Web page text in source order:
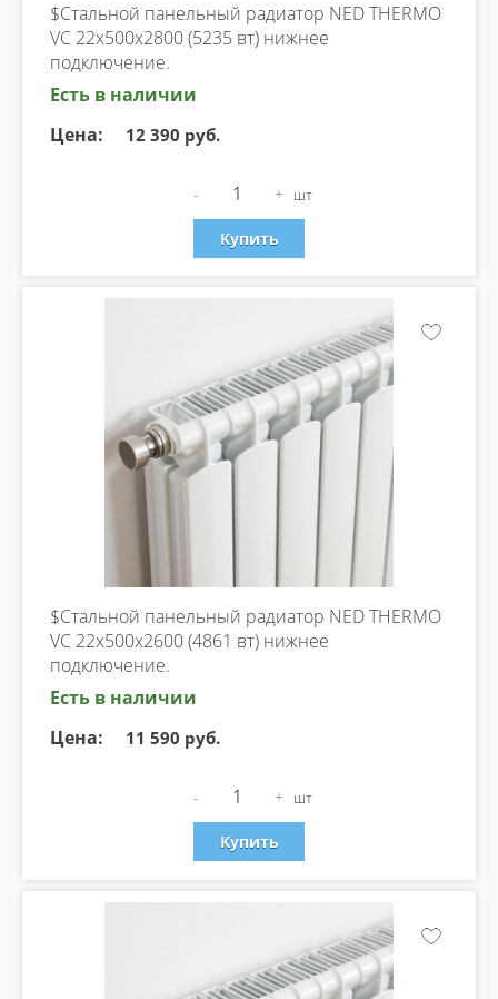
$Стальной панельный радиатор NED THERMO
VC 22х500х2800 (5235 вт) нижнее
подключение.
Есть в наличии
Цена:
12 390 руб.
- + шт
Купить
$Стальной панельный радиатор NED THERMO
VC 22х500х2600 (4861 вт) нижнее
подключение.
Есть в наличии
Цена:
11 590 руб.
- + шт
Купить